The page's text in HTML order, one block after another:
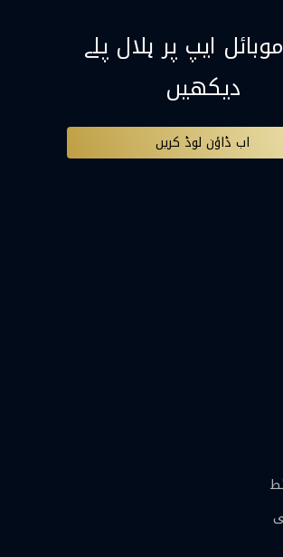
ایپ پر ہلال پلے
دیکھیں
اب ڈاؤن لوڈ کریں